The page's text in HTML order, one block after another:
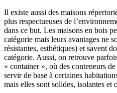
Il existe aussi des maisons
plus respectueuses de
dans ce but. Les maisons en bois
catégorie mais leurs avantages ne
résistantes, esthétiques) et savent
catégorie. Aussi, on retrouve
« container », où des conteneurs
servir de base à certaines
mais elles sont solides, isolantes et